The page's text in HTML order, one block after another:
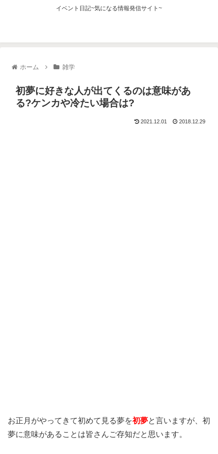
イベント日記~気になる情報発信サイト~
ホーム 雑学
初夢に好きな人が出てくるのは意味があ
る?ケンカや冷たい場合は?
2021.12.01 2018.12.29
お正月がやってきて初めて見る夢を初夢と言いますが、初
夢に意味があることは皆さんご存知だと思います。